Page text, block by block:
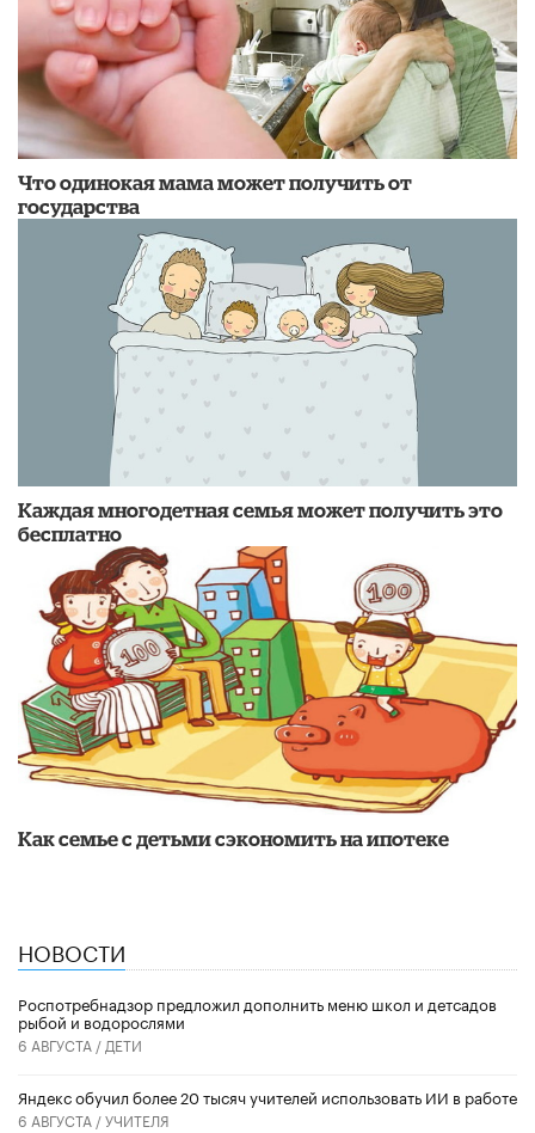
Что одинокая мама может получить от
государства
Каждая многодетная семья может получить это
бесплатно
​Как семье с детьми сэкономить на ипотеке
НОВОСТИ
Роспотребнадзор предложил дополнить меню школ и детсадов
рыбой и водорослями
6 АВГУСТА / ДЕТИ
​Яндекс обучил более 20 тысяч учителей использовать ИИ в работе
6 АВГУСТА /УЧИТЕЛЯ